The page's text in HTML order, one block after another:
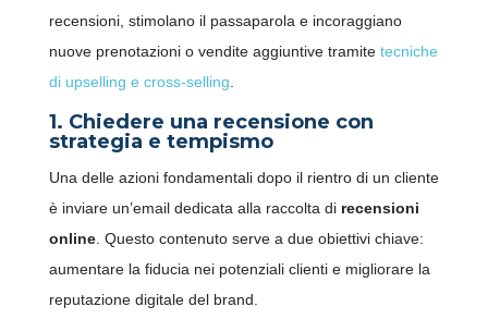
recensioni, stimolano il passaparola e incoraggiano
nuove prenotazioni o vendite aggiuntive tramite tecniche
di upselling e cross-selling
1. Chiedere una recensione con
strategia e tempismo
Una delle azioni fondamentali dopo il rientro di un cliente
è inviare un’email dedicata alla raccolta di recensioni
online. Questo contenuto serve a due obiettivi chiave:
aumentare la fiducia nei potenziali clienti e migliorare la
reputazione digitale del brand.